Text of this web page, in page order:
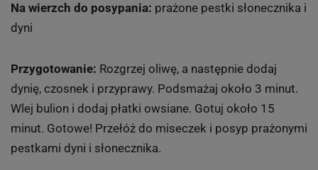
Na wierzch do posypania: prażone pestki słonecznika i
dyni
Przygotowanie: Rozgrzej oliwę, a następnie dodaj
dynię, czosnek i przyprawy. Podsmażaj około 3 minut.
Wlej bulion i dodaj płatki owsiane. Gotuj około 15
minut. Gotowe! Przełóż do miseczek i posyp prażonymi
pestkami dyni i słonecznika.